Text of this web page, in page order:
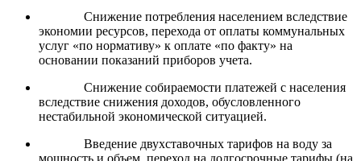
Снижение потребления населением вследствие
экономии ресурсов, перехода от оплаты коммунальных
услуг «по нормативу» к оплате «по факту» на
основании показаний приборов учета.
Снижение собираемости платежей с населения
вследствие снижения доходов, обусловленного
нестабильной экономической ситуацией.
Введение двухставочных тарифов на воду за
мощность и объем, переход на долгосрочные тарифы (на